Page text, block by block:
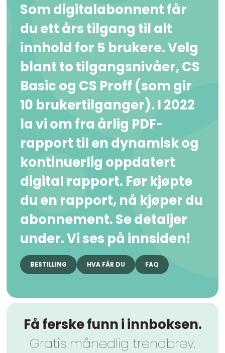
Som digitalabonnent får
du ett års tilgang til alt
innhold for 5 brukere. Velg
blant to tilgangsnivåer, CS
Basic og CS Proff (som gir
10 brukertilganger). I 2022
la vi om fra årlig PDF-
rapport til en dynamisk og
kontinuerlig oppdatert
digital rapport. Før kjøpte
du en rapport, nå kjøper du
abonnement. Se detaljer
under. Vi ses på innsiden!
BESTILLING HVA FÅR DU FAQ
Få ferske funn i innboksen.
Gratis månedlig trendbrev.